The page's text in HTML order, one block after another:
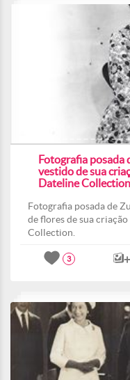
Fotografia posada
vestido de sua
Dateline
Fotografia posada de
de flores de sua
Collection.
3